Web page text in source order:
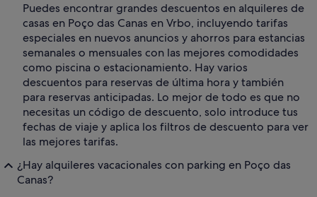
Puedes encontrar grandes descuentos en alquileres de
casas en Poço das Canas en Vrbo, incluyendo tarifas
especiales en nuevos anuncios y ahorros para estancias
semanales o mensuales con las mejores comodidades
como piscina o estacionamiento. Hay varios
descuentos para reservas de última hora y también
para reservas anticipadas. Lo mejor de todo es que no
necesitas un código de descuento, solo introduce tus
fechas de viaje y aplica los filtros de descuento para ver
las mejores tarifas.
¿Hay alquileres vacacionales con parking en Poço das
Canas?